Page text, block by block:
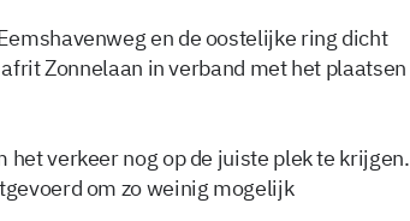
en de oostelijke ring dicht
Zonnelaan in verband met het plaatsen
verkeer nog op de juiste plek te krijgen.
om zo weinig mogelijk